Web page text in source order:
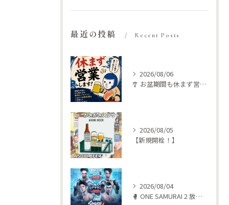
最近の投稿 Recent Posts
2026/08/06
🎐 お盆期間も休まず営業します！ 🍺🥩
2026/08/05
【新規開栓！】
2026/08/04
🥊 ONE SAMURAI 2 放送します‼️